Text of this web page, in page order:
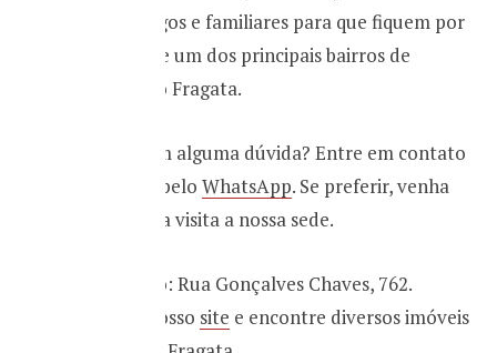
seus amigos e familiares para que fiquem por
dentro de um dos principais bairros de
Pelotas, o Fragata.
Ficou com alguma dúvida? Entre em contato
conosco pelo WhatsApp. Se preferir, venha
fazer uma visita a nossa sede.
Endereço: Rua Gonçalves Chaves, 762.
Acesse nosso site e encontre diversos imóveis